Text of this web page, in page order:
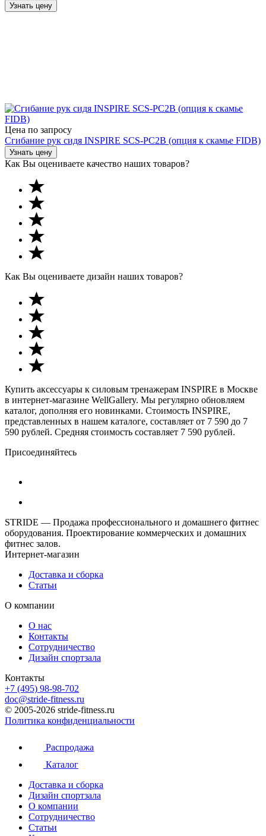
Узнать цену
Цена по запросу
Сгибание рук сидя INSPIRE SCS-PC2B (опция к скамье FIDB)
Узнать цену
Как Вы оцениваете качество наших товаров?
Как Вы оцениваете дизайн наших товаров?
Купить аксессуары к силовым тренажерам INSPIRE в Москве
в интернет-магазине WellGallery. Мы регулярно обновляем
каталог, дополняя его новинками. Стоимость INSPIRE,
представленных в нашем каталоге, составляет от 7 590 до 7
590 рублей. Средняя стоимость составляет 7 590 рублей.
Присоединяйтесь
STRIDE — Продажа профессионального и домашнего фитнес
оборудования. Проектирование коммерческих и домашних
фитнес залов.
Интернет-магазин
Доставка и сборка
Статьи
О компании
О нас
Контакты
Сотрудничество
Дизайн спортзала
Контакты
+7 (495) 98-98-702
doc@stride-fitness.ru
© 2005-2026 stride-fitness.ru
Политика конфиденциальности
Распродажа
Каталог
Доставка и сборка
Дизайн спортзала
О компании
Сотрудничество
Статьи